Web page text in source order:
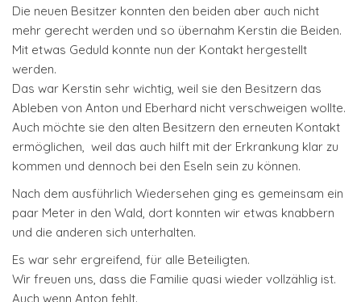
Die neuen Besitzer konnten den beiden aber auch nicht
mehr gerecht werden und so übernahm Kerstin die Beiden.
Mit etwas Geduld konnte nun der Kontakt hergestellt
werden.
Das war Kerstin sehr wichtig, weil sie den Besitzern das
Ableben von Anton und Eberhard nicht verschweigen wollte.
Auch möchte sie den alten Besitzern den erneuten Kontakt
ermöglichen, weil das auch hilft mit der Erkrankung klar zu
kommen und dennoch bei den Eseln sein zu können.
Nach dem ausführlich Wiedersehen ging es gemeinsam ein
paar Meter in den Wald, dort konnten wir etwas knabbern
und die anderen sich unterhalten.
Es war sehr ergreifend, für alle Beteiligten.
Wir freuen uns, dass die Familie quasi wieder vollzählig ist.
Auch wenn Anton fehlt.